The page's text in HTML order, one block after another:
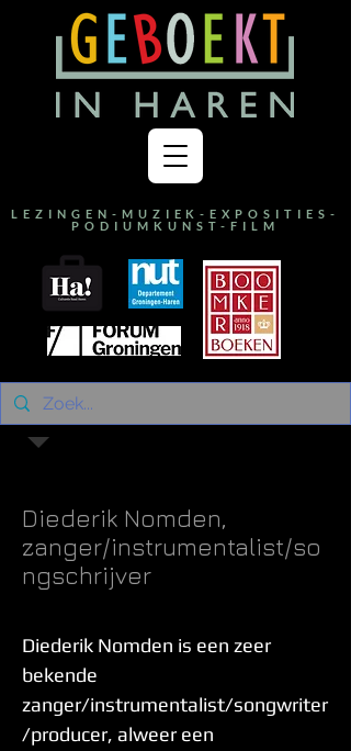
LEZINGEN-MUZIEK-EXPOSITIES-
PODIUMKUNST-FILM
Diederik Nomden,
zanger/instrumentalist/so
ngschrijver
Diederik Nomden is een zeer
bekende
zanger/instrumentalist/songwriter
/producer, alweer een